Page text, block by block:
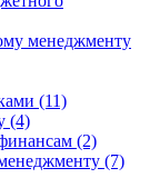
менеджменту
(11)
(4)
(2)
(7)